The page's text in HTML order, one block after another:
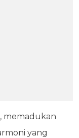
memadukan
yang